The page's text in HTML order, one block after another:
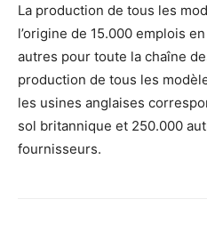
La production de tous les
l’origine de 15.000 emplois
autres pour toute la chaîne
production de tous les
les usines anglaises
sol britannique et 250.000
fournisseurs.